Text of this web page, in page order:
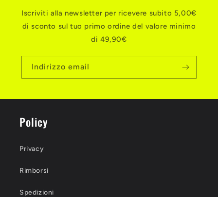
Iscriviti alla newsletter per ricevere subito 5,00€
di sconto sul tuo primo ordine del valore minimo
di 49,90€
Indirizzo email
Policy
Privacy
Rimborsi
Spedizioni